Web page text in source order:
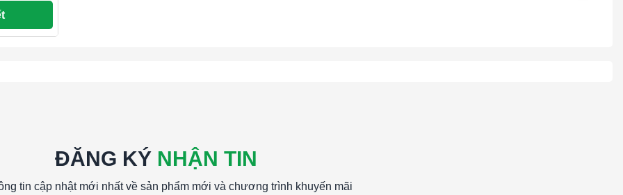
hiệu quả và kéo dài tuổi thọ của các bộ phận
ĐĂNG KÝ NHẬN TIN
tin cập nhật mới nhất về sản phẩm mới và chương trình khuyến mãi